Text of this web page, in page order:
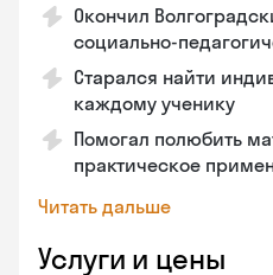
Окончил
социально-
Старался найти
каждому ученику
Помогал полюбить
практическое
Читать дальше
Услуги и цены